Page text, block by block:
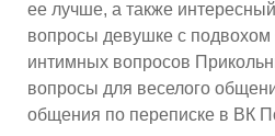
ее лучше, а также
вопросы девушке с
интимных вопросов
вопросы для веселого
общения по переписке в ВК